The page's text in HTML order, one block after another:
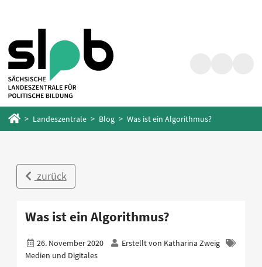
springen
springen
Startseite
Landeszentrale Blog Was ist ein Algorithmus?
zurück
Was ist ein Algorithmus?
26. November 2020 Erstellt von Katharina Zweig
Medien und Digitales